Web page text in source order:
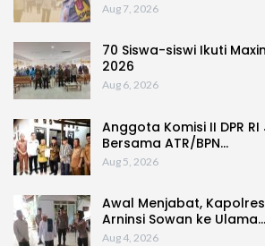
Aug 7, 2026
70 Siswa-siswi Ikuti
2026
Aug 6, 2026
Anggota Komisi II DPR
Bersama ATR/BPN…
Aug 5, 2026
Awal Menjabat, Kapolres
Arninsi Sowan ke Ulama…
Aug 4, 2026